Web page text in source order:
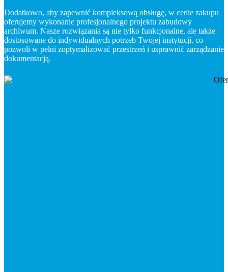
Dodatkowo, aby zapewnić kompleksową obsługę, w cenie zakupu
oferujemy wykonanie profesjonalnego projektu zabudowy
archiwum. Nasze rozwiązania są nie tylko funkcjonalne, ale także
dostosowane do indywidualnych potrzeb Twojej instytucji, co
pozwoli w pełni zoptymalizować przestrzeń i usprawnić zarządzanie
dokumentacją.